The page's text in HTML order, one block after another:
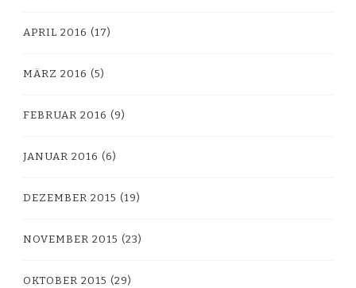
APRIL 2016 (17)
MÄRZ 2016 (5)
FEBRUAR 2016 (9)
JANUAR 2016 (6)
DEZEMBER 2015 (19)
NOVEMBER 2015 (23)
OKTOBER 2015 (29)